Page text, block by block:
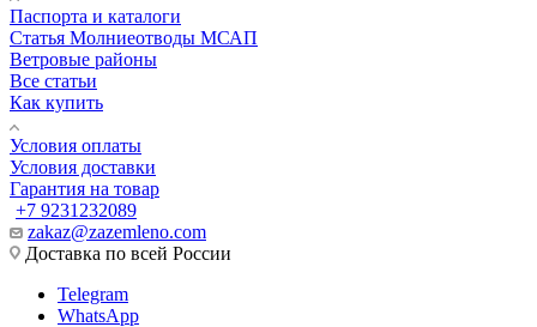
Паспорта и каталоги
Статья Молниеотводы МСАП
Ветровые районы
Все статьи
Как купить
Условия оплаты
Условия доставки
Гарантия на товар
+7 9231232089
zakaz@zazemleno.com
Доставка по всей России
Telegram
WhatsApp